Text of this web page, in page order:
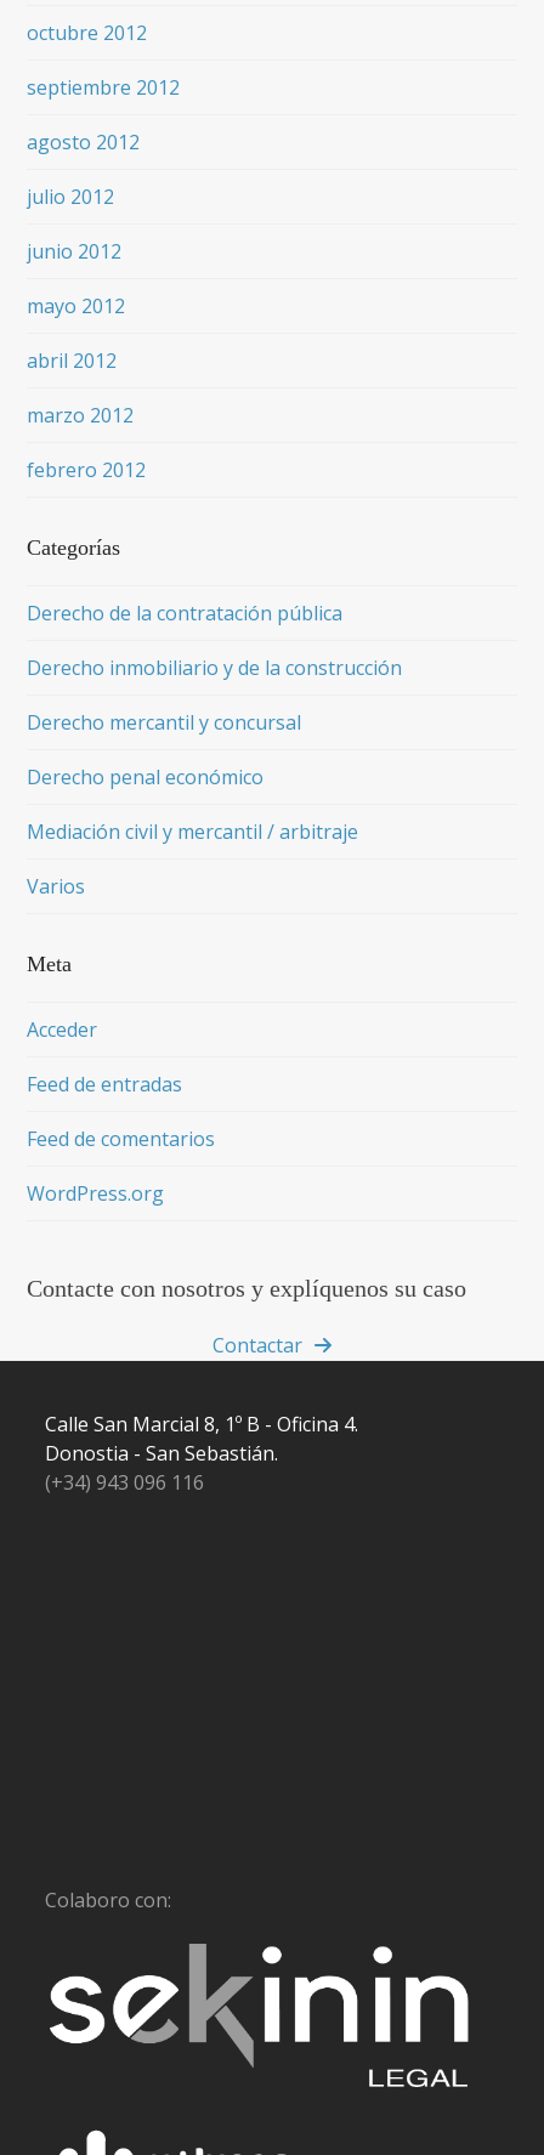
octubre 2012
septiembre 2012
agosto 2012
julio 2012
junio 2012
mayo 2012
abril 2012
marzo 2012
febrero 2012
Categorías
Derecho de la contratación pública
Derecho inmobiliario y de la construcción
Derecho mercantil y concursal
Derecho penal económico
Mediación civil y mercantil / arbitraje
Varios
Meta
Acceder
Feed de entradas
Feed de comentarios
WordPress.org
Contacte con nosotros y explíquenos su caso
Contactar
Calle San Marcial 8, 1º B - Oficina 4.
Donostia - San Sebastián.
(+34) 943 096 116
Colaboro con: